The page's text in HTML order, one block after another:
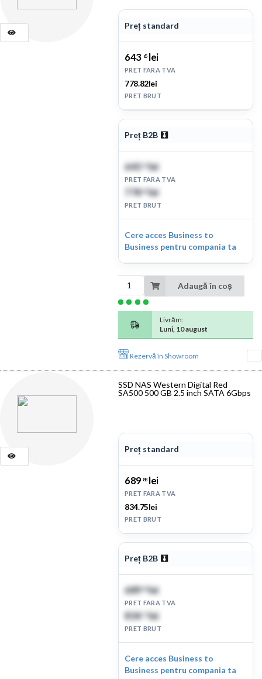
Preț standard
643 65lei
PRET FARA TVA
778.82lei
PRET BRUT
Preț B2B
643 lei
PRET FARA TVA
778 lei
PRET BRUT
Cere acces Business to
Business pentru compania ta
Adaugă în coș
Livrăm:
Luni, 10 august
Rezervă în Showroom
SSD NAS Western Digital Red
SA500 500 GB 2.5 inch SATA 6Gbps
Preț standard
689 88lei
PRET FARA TVA
834.75lei
PRET BRUT
Preț B2B
689 lei
PRET FARA TVA
834 lei
PRET BRUT
Cere acces Business to
Business pentru compania ta